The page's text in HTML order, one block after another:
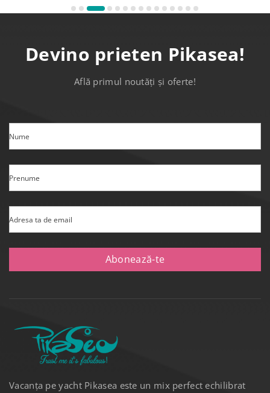
Devino prieten Pikasea!
Află primul noutăți și oferte!
Nume
Prenume
Adresa ta de email
Abonează-te
Vacanța pe yacht Pikasea este un mix perfect echilibrat